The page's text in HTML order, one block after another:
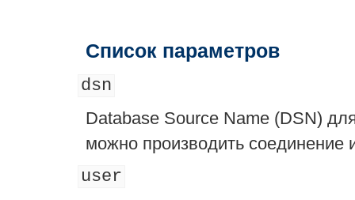
Список параметров
dsn
Database Source Name (DSN)
можно производить соединение
user